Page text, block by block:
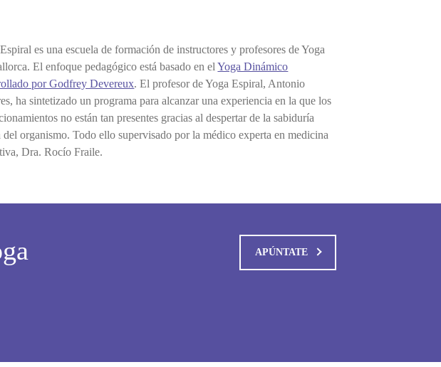
es una escuela de formación de instructores y profesores de Yoga
El enfoque pedagógico está basado en elYoga Dinámico
por Godfrey Devereux. El profesor de Yoga Espiral, Antonio
ha sintetizado un programa para alcanzar una experiencia en la que los
no están tan presentes gracias al despertar de la sabiduría
del organismo. Todo ello supervisado por la médico experta en medicina
Dra. Rocío Fraile.
APÚNTATE